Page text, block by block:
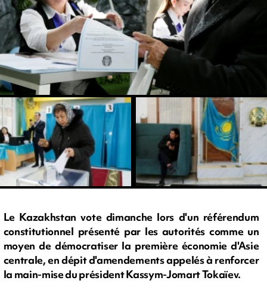
Le Kazakhstan vote dimanche lors d'un référendum
constitutionnel présenté par les autorités comme un
moyen de démocratiser la première économie d'Asie
centrale, en dépit d'amendements appelés à renforcer
la main-mise du président Kassym-Jomart Tokaïev.